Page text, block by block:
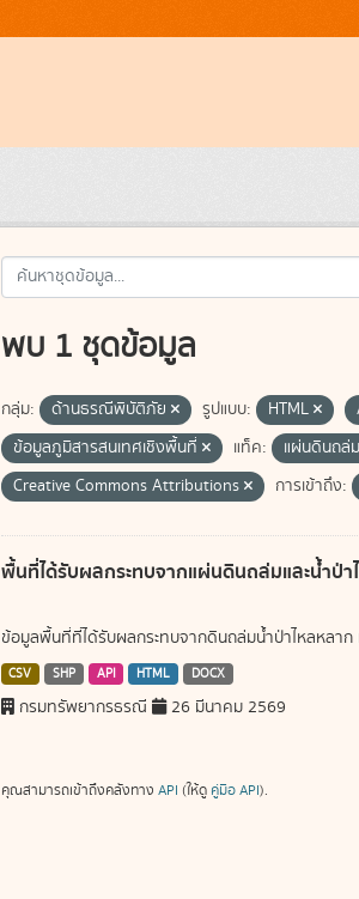
พบ 1 ชุดข้อมูล
กลุ่ม: ด้านธรณีพิบัติภัย รูปแบบ: HTML
ข้อมูลภูมิสารสนเทศเชิงพื้นที่
แท็ค: แผ่นดินถล่ม
Creative Commons Attributions
การเข้าถึง:
พื้นที่ได้รับผลกระทบจากแผ่นดินถล่มและน้ำป่า
ข้อมูลพื้นที่ที่ได้รับผลกระทบจากดินถล่มน้ำป่าไหลหลา
CSV SHP API HTML DOCX
กรมทรัพยากรธรณี 26 มีนาคม 2569
คุณสามารถเข้าถึงคลังทาง API (ให้ดู คู่มือ API).